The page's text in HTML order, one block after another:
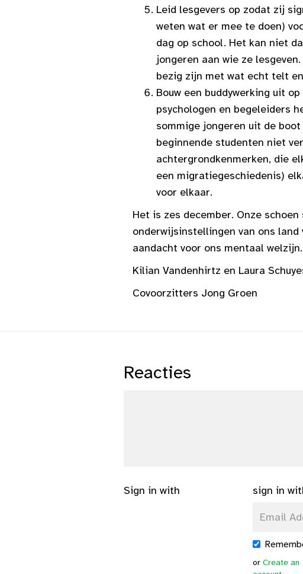
Leid lesgevers op zodat zij
weten wat er mee te doen)
dag op school. Het kan niet
jongeren aan wie ze
bezig zijn met wat echt telt
Bouw een buddywerking uit
psychologen en begeleiders
sommige jongeren uit de
beginnende studenten niet
achtergrondkenmerken, die
een migratiegeschiedenis)
voor elkaar.
Het is zes december. Onze
onderwijsinstellingen van ons
aandacht voor ons mentaal
Kilian Vandenhirtz en Laura
Covoorzitters Jong Groen
Reacties
Sign in with sign in
orCreate an